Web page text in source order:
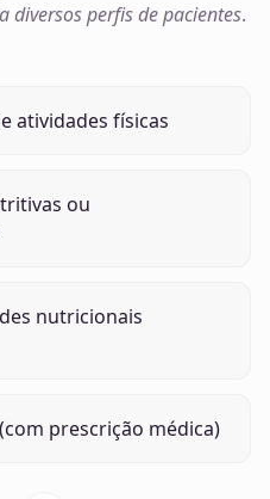
diversos perfis de pacientes.
atividades físicas
ou
nutricionais
prescrição médica)